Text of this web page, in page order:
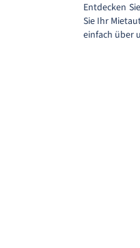
Entdecken
Sie Ihr
einfach über